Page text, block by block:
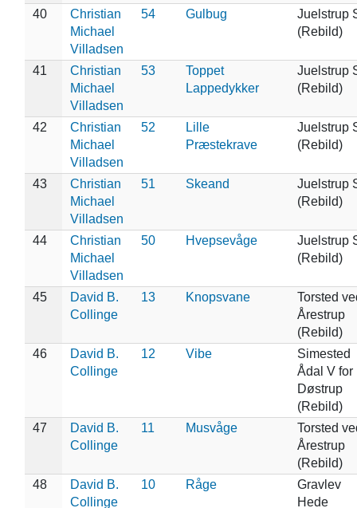
40
Christian
Michael
Villadsen
54 Gulbug
Juelstrup
(Rebild)
41
Christian
Michael
Villadsen
53
Toppet
Lappedykker
Juelstrup
(Rebild)
42
Christian
Michael
Villadsen
52
Lille
Præstekrave
Juelstrup
(Rebild)
43
Christian
Michael
Villadsen
51 Skeand
Juelstrup
(Rebild)
44
Christian
Michael
Villadsen
50 Hvepsevåge
Juelstrup
(Rebild)
45
David B.
Collinge
13 Knopsvane
Torsted
Årestrup
(Rebild)
46
David B.
Collinge
12 Vibe
Simested
Ådal V for
Døstrup
(Rebild)
47
David B.
Collinge
11 Musvåge
Torsted
Årestrup
(Rebild)
48
David B.
Collinge
10 Råge
Gravlev
Hede